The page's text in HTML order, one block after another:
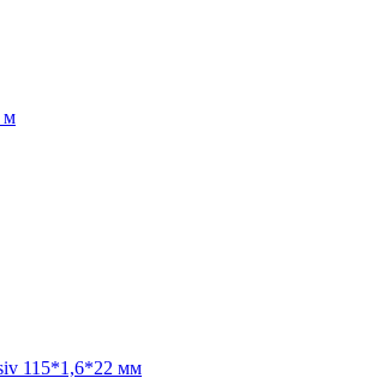
м
115*1,6*22 мм